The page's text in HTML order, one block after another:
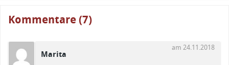
Kommentare (7)
Marita
am 24.11.2018